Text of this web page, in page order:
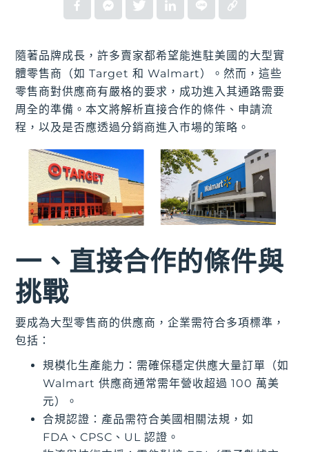
隨著品牌成長，許多賣家都希望能進駐美國的大型實
體零售商（如 Target 和 Walmart）。然而，這些
零售商對供應商有嚴格的要求，成功進入其通路需要
周全的準備。本文將解析直接合作的條件、申請流
程，以及是否應透過分銷商進入市場的策略。
一、直接合作的條件與
挑戰
要成為大型零售商的供應商，企業需符合多項標準，
包括：
規模化生產能力：需確保穩定供應大量訂單（如
Walmart 供應商通常需年營收超過 100 萬美
元）。
合規認證：產品需符合美國相關法規，如
FDA、CPSC、UL 認證。